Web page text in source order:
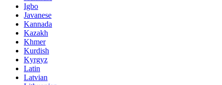
Igbo
Javanese
Kannada
Kazakh
Khmer
Kurdish
Kyrgyz
Latin
Latvian